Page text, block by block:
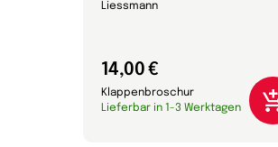
Liessmann
14,00 €
Klappenbroschur
Lieferbar in 1-3 Werktagen